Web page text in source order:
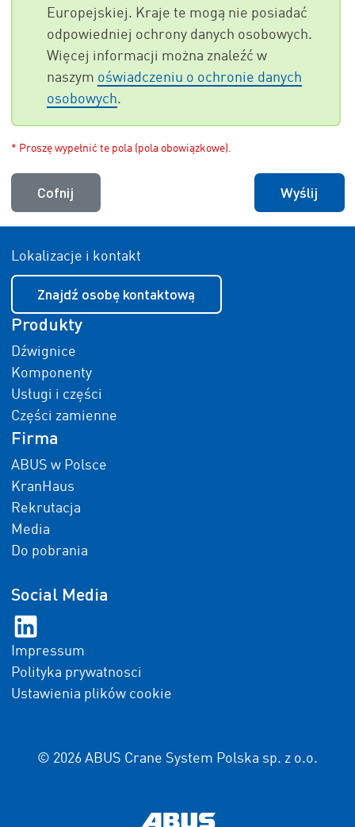
Europejskiej. Kraje te mogą nie posiadać
odpowiedniej ochrony danych osobowych.
Więcej informacji można znaleźć w
naszym oświadczeniu o ochronie danych
osobowych.
* Proszę wypełnić te pola (pola obowiązkowe).
Cofnij Wyślij
Lokalizacje i kontakt
Znajdź osobę kontaktową
Produkty
Dźwignice
Komponenty
Usługi i części
Części zamienne
Firma
ABUS w Polsce
KranHaus
Rekrutacja
Media
Do pobrania
Social Media
Impressum
Polityka prywatnosci
Ustawienia plików cookie
© 2026 ABUS Crane System Polska sp. z o.o.